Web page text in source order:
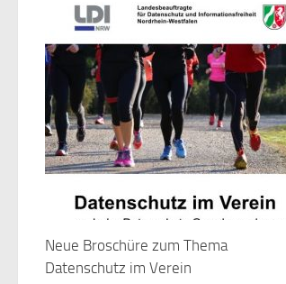
Neue Broschüre zum Thema
Datenschutz im Verein